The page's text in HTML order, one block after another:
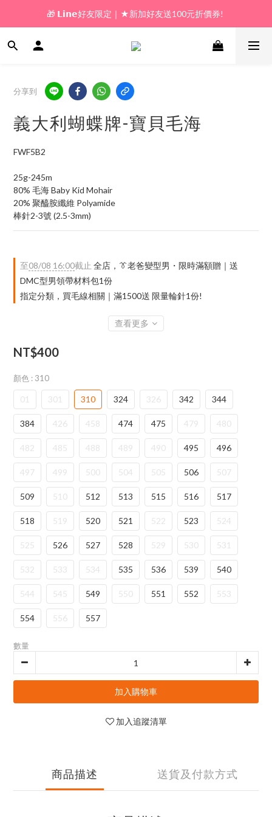
🎁 新好友購物金｜★加入新會員領券送100元!
🎁 𝗟𝗶𝗻𝗲好友限定｜★新加好友送100元折價券!
🎁 新好友購物金｜★加入新會員領券送100元!
分享到
義大利蝴蝶牌-寶貝毛海
FWF5B2
25g-245m
80% 毛海 Baby Kid Mohair
20% 聚醯胺纖維 Polyamide
棒針2-3號 (2.5-3mm)
至08/08 16:00截止 全店，👔老爸變型男・限時滿額贈｜送
DMC型男領帶材料包1份
指定分類，買毛線相關｜滿1500送 限量輪針1份!
查看更多
NT$400
顏色 : 310
01 301 310 324 326 342 344
384 426 458 474 475 479 480
482 485 488 489 490 495 496
497 499 500 504 505 506 507
509 510 512 513 515 516 517
518 519 520 521 522 523 524
525 526 527 528 529 530 531
532 533 534 535 536 539 540
544 545 549 550 551 552 553
554 556 557
數量
加入購物車
加入追蹤清單
商品描述 送貨及付款方式